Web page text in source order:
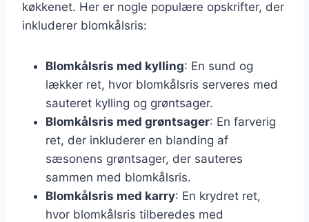
køkkenet. Her er nogle populære opskrifter, der
inkluderer blomkålsris:
Blomkålsris med kylling: En sund og
lækker ret, hvor blomkålsris serveres med
sauteret kylling og grøntsager.
Blomkålsris med grøntsager: En farverig
ret, der inkluderer en blanding af
sæsonens grøntsager, der sauteres
sammen med blomkålsris.
Blomkålsris med karry: En krydret ret,
hvor blomkålsris tilberedes med